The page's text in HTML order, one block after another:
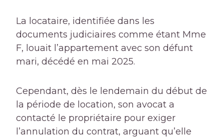
La locataire, identifiée dans les
documents judiciaires comme étant Mme
F, louait l’appartement avec son défunt
mari, décédé en mai 2025.
Cependant, dès le lendemain du début de
la période de location, son avocat a
contacté le propriétaire pour exiger
l’annulation du contrat, arguant qu’elle